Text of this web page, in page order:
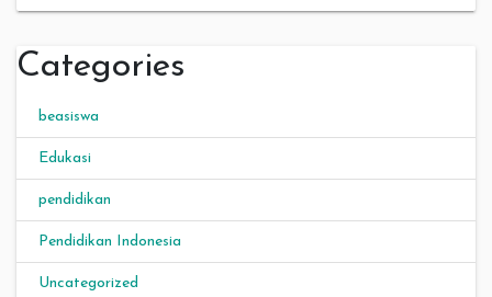
Categories
beasiswa
Edukasi
pendidikan
Pendidikan Indonesia
Uncategorized